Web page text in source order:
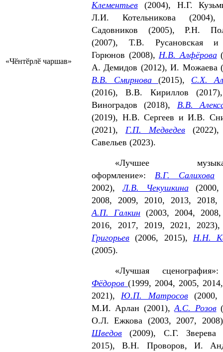
«Чӗнтӗрлӗ чаршав»
Клементьев (2004), Н.Г.
Л.И. Котельникова
Садовников (2005), Р.Н.
(2007), Т.В. Русановская
Горюнов (2008), Н.В. Алфёрова
А. Демидов (2012), И. Можаева
В.В. Смирнова (2015), С.Х.
(2016), В.В. Кириллов
Виноградов (2018), В.В.
(2019), Н.В. Сергеев и И.В.
(2021), Г.П. Медведев
Савельев (2023).
«Лучшее
оформление»: В.Г. Салихова
2002),Л.В. Че­кушкина(2000,
2008, 2009, 2010, 2013, 2018,
А.П. Галкин (2003, 2004,
2016, 2017, 2019, 2021,
Григорьев (2006, 2015), Н.Н.
(2005).
«Лучшая
Фёдоров (1999, 2004, 2005,
2021), Ю.П. Матросов(2000,
М.И. Арлан (2001),А.С. Розов
О.Л. Ежкова (2003, 2007,
Шведов (2009), С.Г. Зверева
2015), В.Н. Проворов, И.